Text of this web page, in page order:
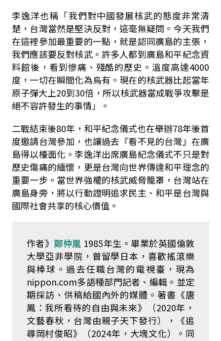
李逸洋也稱「我們對中國發展核武的態度非常清
楚，台灣當然是堅決反對，這毫無疑問。今天我們
在這裡參加最重要的一點，就是認同廣島的主張，
我們應該要反對核武。許多人都到廣島和平紀念資
料館後，看到慘痛、殘酷的歷史。溫度高達4000
度，一切在瞬間化為烏有。現在的核武器比起當年
原子彈大上20到30倍，所以核武器當成戰爭攻擊是
絕不容許發生的事情」。
二戰結束後80年，和平紀念儀式也在舉辦78年後首
度邀請台灣參加，也讓過去『看不見的台灣』在廣
島得以檯面化。李逸洋出席廣島紀念儀式不只是對
歷史傷痛的緬懷，更是台灣向世界傳達和平理念的
重要一步。當世界強權的核武威脅籠罩，台灣站在
廣島身旁，將以行動證明追求民主、和平是台灣與
國際社會共享的核心價值。
作者》 鄭仲嵐 1985年生。畢業於英國倫敦
大學亞非學院，曾留學日本，喜歡搖滾樂
與棒球。過去任職台灣的電視臺，現為
nippon.com多語種部門記者、編輯。並定
期採訪、供稿給國內外的媒體。著書《唐
鳳：我所看待的自由與未來》（2020年，
文藝春秋，台灣由親子天下發行），《追
尋岡村俊昭》（2024年，大塊文化）。同